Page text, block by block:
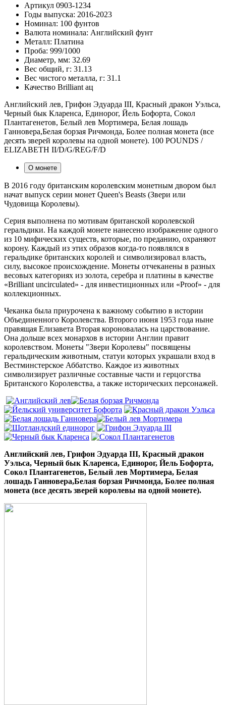
Артикул 0903-1234
Годы выпуска: 2016-2023
Номинал: 100 фунтов
Валюта номинала: Английский фунт
Металл: Платина
Проба: 999/1000
Диаметр, мм: 32.69
Вес общий, г: 31.13
Вес чистого металла, г: 31.1
Качество Brilliant ац
Английский лев, Грифон Эдуарда III, Красный дракон Уэльса,
Черный бык Кларенса, Единорог, Йель Бофорта, Сокол
Плантагенетов, Белый лев Мортимера, Белая лошадь
Ганновера,Белая борзая Ричмонда, Более полная монета (все
десять зверей королевы на одной монете). 100 POUNDS /
ELIZABETH II/D/G/REG/F/D
О монете
В 2016 году британским королевским монетным двором был
начат выпуск серии монет Queen's Beasts (Звери или
Чудовища Королевы).
Серия выполнена по мотивам британской королевской
геральдики. На каждой монете нанесено изображение одного
из 10 мифических существ, которые, по преданию, охраняют
корону. Каждый из этих образов когда-то появлялся в
геральдике британских королей и символизировал власть,
силу, высокое происхождение. Монеты отчеканены в разных
весовых категориях из золота, серебра и платины в качестве
«Brilliant uncirculated» - для инвестиционных или «Proof» - для
коллекционных.
Чеканка была приурочена к важному событию в истории
Объединенного Королевства. Второго июня 1953 года ныне
правящая Елизавета Вторая короновалась на царствование.
Она дольше всех монархов в истории Англии правит
королевством. Монеты "Звери Королевы" посвящены
геральдическим животным, статуи которых украшали вход в
Вестминстерское Аббатство. Каждое из животных
символизирует различные составные части и герцогства
Британского Королевства, а также исторических персонажей.
Английский лев, Грифон Эдуарда III, Красный дракон
Уэльса, Черный бык Кларенса, Единорог, Йель Бофорта,
Сокол Плантагенетов, Белый лев Мортимера, Белая
лошадь Ганновера,Белая борзая Ричмонда, Более полная
монета (все десять зверей королевы на одной монете).